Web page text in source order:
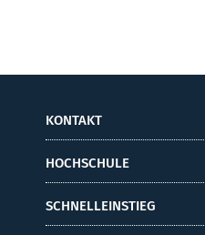
KONTAKT
HOCHSCHULE
SCHNELLEINSTIEG